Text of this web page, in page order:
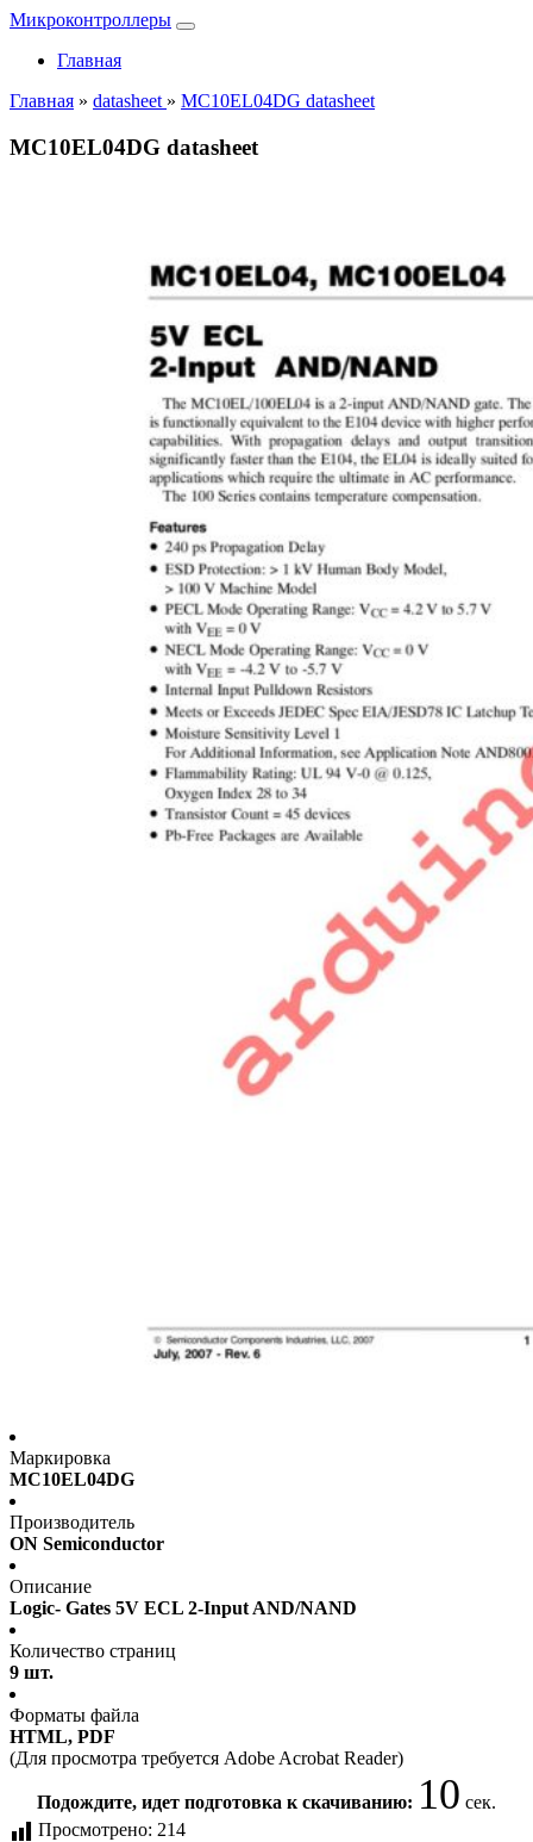
Микроконтроллеры
Главная
Главная » datasheet » MC10EL04DG datasheet
MC10EL04DG datasheet
Маркировка
MC10EL04DG
Производитель
ON Semiconductor
Описание
Logic- Gates 5V ECL 2-Input AND/NAND
Количество страниц
9 шт.
Форматы файла
HTML, PDF
(Для просмотра требуется Adobe Acrobat Reader)
Подождите, идет подготовка к скачиванию: 10 сек.
Просмотрено: 214